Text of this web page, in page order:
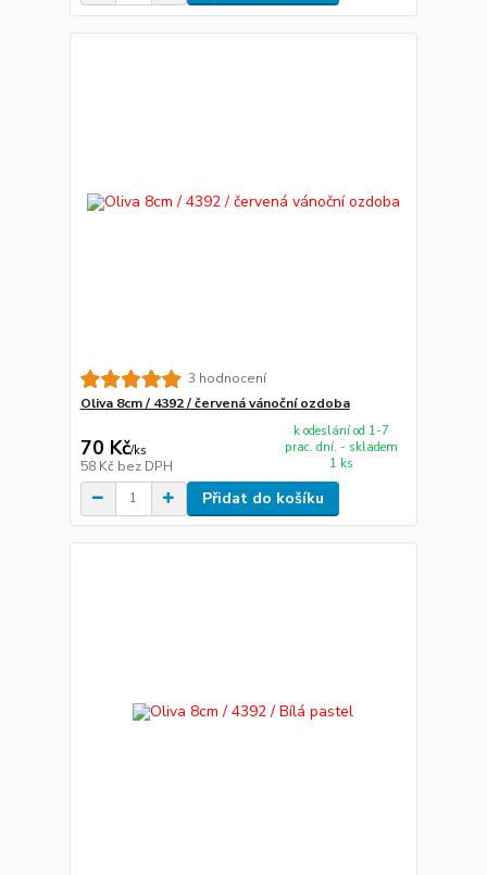
3 hodnocení
Oliva 8cm / 4392 / červená vánoční ozdoba
70 Kč/ks
58 Kč bez DPH
k odeslání od 1-7
prac. dní. - skladem
1 ks
Přidat do košíku